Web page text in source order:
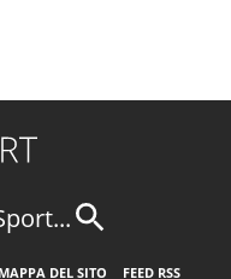
MAPPA DEL SITO FEED RSS